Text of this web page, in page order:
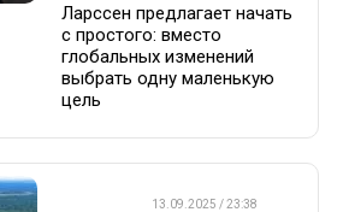
Ларссен предлагает начать
с простого: вместо
глобальных изменений
выбрать одну маленькую
цель
13.09.2025 / 23:38